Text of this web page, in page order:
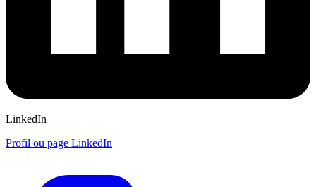
LinkedIn
Profil ou page LinkedIn